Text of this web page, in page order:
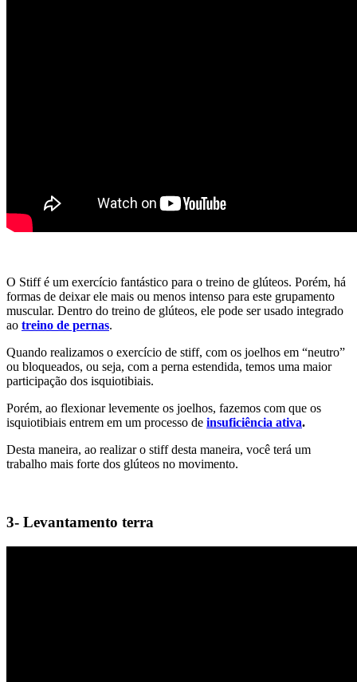
O Stiff é um exercício fantástico para o treino de glúteos. Porém, há
formas de deixar ele mais ou menos intenso para este grupamento
muscular. Dentro do treino de glúteos, ele pode ser usado integrado
ao treino de pernas.
Quando realizamos o exercício de stiff, com os joelhos em “neutro”
ou bloqueados, ou seja, com a perna estendida, temos uma maior
participação dos isquiotibiais.
Porém, ao flexionar levemente os joelhos, fazemos com que os
isquiotibiais entrem em um processo de insuficiência ativa.
Desta maneira, ao realizar o stiff desta maneira, você terá um
trabalho mais forte dos glúteos no movimento.
3- Levantamento terra